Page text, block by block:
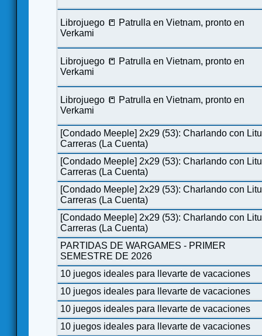
Librojuego 📒 Patrulla en Vietnam, pronto en
Verkami
Librojuego 📒 Patrulla en Vietnam, pronto en
Verkami
Librojuego 📒 Patrulla en Vietnam, pronto en
Verkami
[Condado Meeple] 2x29 (53): Charlando con
Carreras (La Cuenta)
[Condado Meeple] 2x29 (53): Charlando con
Carreras (La Cuenta)
[Condado Meeple] 2x29 (53): Charlando con
Carreras (La Cuenta)
[Condado Meeple] 2x29 (53): Charlando con
Carreras (La Cuenta)
PARTIDAS DE WARGAMES - PRIMER
SEMESTRE DE 2026
10 juegos ideales para llevarte de vacaciones
10 juegos ideales para llevarte de vacaciones
10 juegos ideales para llevarte de vacaciones
10 juegos ideales para llevarte de vacaciones